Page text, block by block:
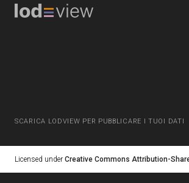
SCARICA LODVIEW PER PUBBLICARE I TUOI DATI
Licensed under Creative Commons Attribution-